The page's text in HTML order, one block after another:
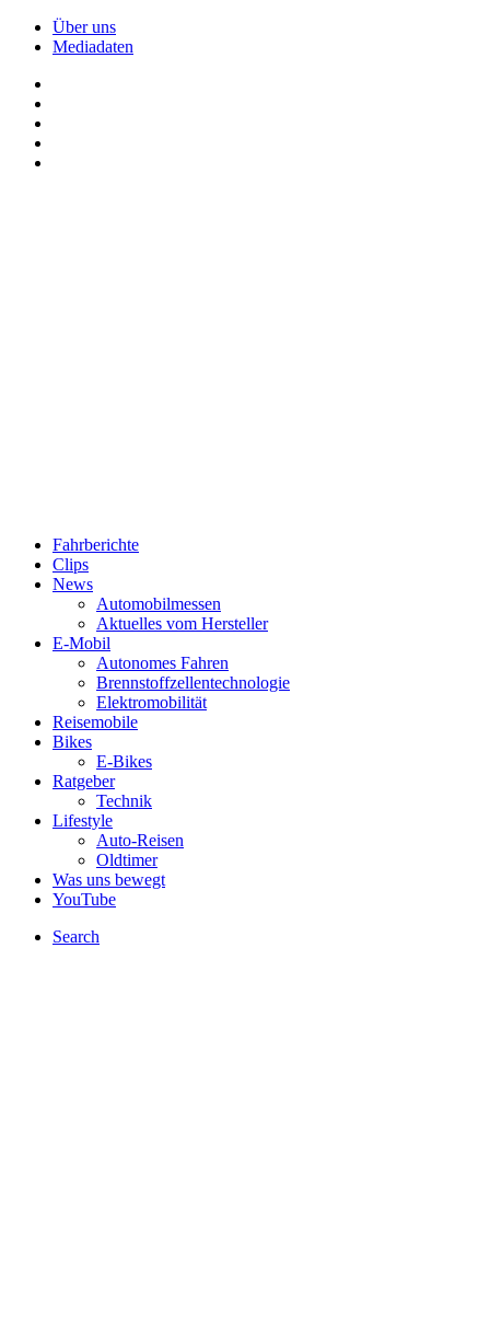
Über uns
Mediadaten
Fahrberichte
Clips
News
Automobilmessen
Aktuelles vom Hersteller
E-Mobil
Autonomes Fahren
Brennstoffzellentechnologie
Elektromobilität
Reisemobile
Bikes
E-Bikes
Ratgeber
Technik
Lifestyle
Auto-Reisen
Oldtimer
Was uns bewegt
YouTube
Search